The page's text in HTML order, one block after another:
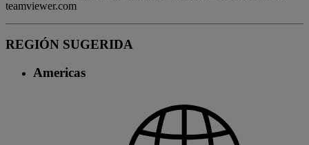
teamviewer.com
REGIÓN SUGERIDA
Americas